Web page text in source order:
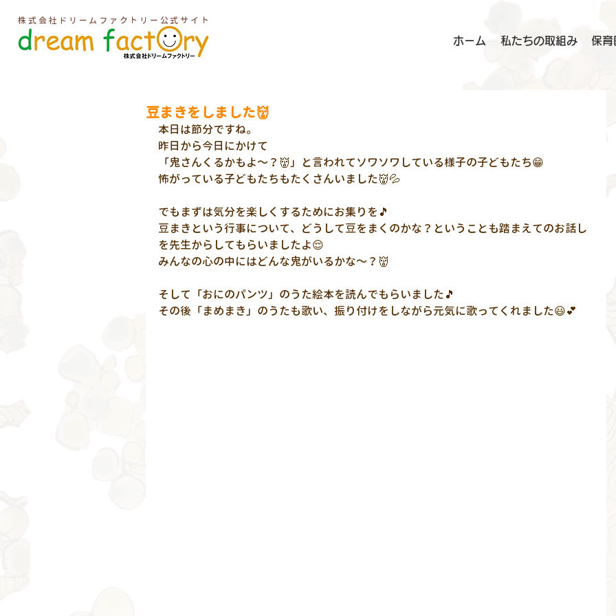
株式会社ドリームファクトリー公式サイト
ホーム 私たちの取組み 保育
豆まきをしました👹
本日は節分ですね。
昨日から今日にかけて
「鬼さんくるかもよ～？👹」と言われてソワソワしている様子の子どもたち😁
怖がっている子どもたちもたくさんいました👹💦
でもまずは気分を楽しくするためにお集りを🎵
豆まきという行事について、どうして豆をまくのかな？ということも踏まえてのお話し
を先生からしてもらいましたよ😌
みんなの心の中にはどんな鬼がいるかな～？👹
そして「おにのパンツ」のうた絵本を読んでもらいました🎵
その後「まめまき」のうたも歌い、振り付けをしながら元気に歌ってくれました😃💕